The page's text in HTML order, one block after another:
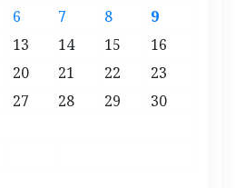
6 7 8
9
13 14 15
16
20 21 22
23
27 28 29
30